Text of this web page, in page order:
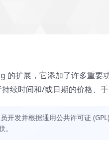
的扩展，它添加了许多重
续时间和/或日期的价格、手
开发并根据通用公共许可证